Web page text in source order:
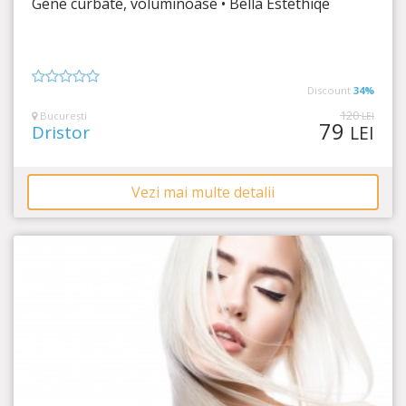
Timp Rămas
din
5
Discount 34%
București
Dristor
120LEI
79 LEI
Vezi mai multe detalii